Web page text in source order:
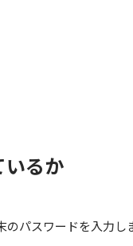
るか
パスワードを入力し